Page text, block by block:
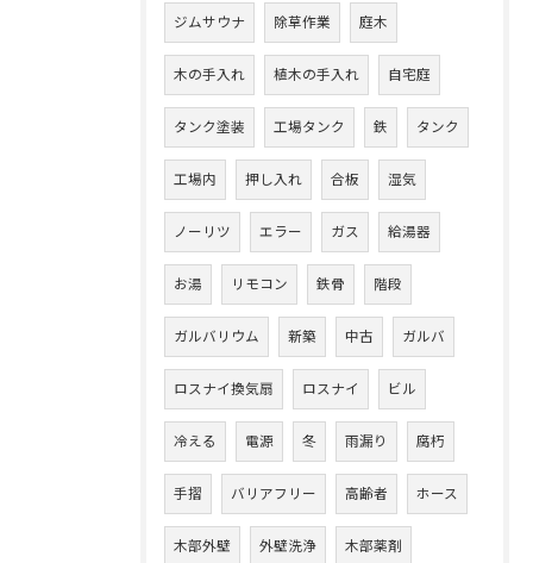
ジムサウナ 除草作業 庭木
木の手入れ 植木の手入れ 自宅庭
タンク塗装 工場タンク 鉄 タンク
工場内 押し入れ 合板 湿気
ノーリツ エラー ガス 給湯器
お湯 リモコン 鉄骨 階段
ガルバリウム 新築 中古 ガルバ
ロスナイ換気扇 ロスナイ ビル
冷える 電源 冬 雨漏り 腐朽
手摺 バリアフリー 高齢者 ホース
木部外壁 外壁洗浄 木部薬剤